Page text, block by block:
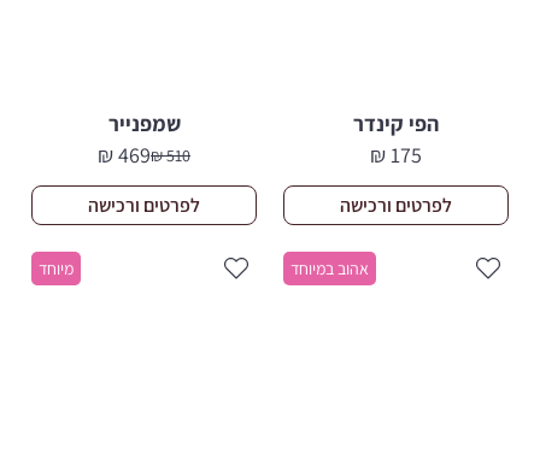
הפי קינדר
175
₪
לפרטים ורכישה
שמפנייר
510
₪ המחיר
המקורי
היה:
469
₪
המחיר
הנוכחי
הוא:
לפרטים ורכישה
אהוב במיוחד מיוחד